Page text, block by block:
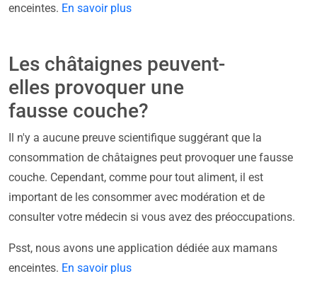
enceintes. En savoir plus
Les châtaignes peuvent-
elles provoquer une
fausse couche?
Il n'y a aucune preuve scientifique suggérant que la
consommation de châtaignes peut provoquer une fausse
couche. Cependant, comme pour tout aliment, il est
important de les consommer avec modération et de
consulter votre médecin si vous avez des préoccupations.
Psst, nous avons une application dédiée aux mamans
enceintes. En savoir plus